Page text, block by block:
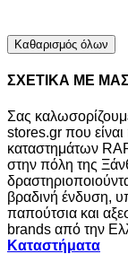
Καθαρισμός όλων
ΣΧΕΤΙΚΑ ΜΕ
Σας
stores.gr που είναι
καταστημάτων
στην πόλη της
βραδινή ένδυση,
παπούτσια και
brands από την
Καταστήματα